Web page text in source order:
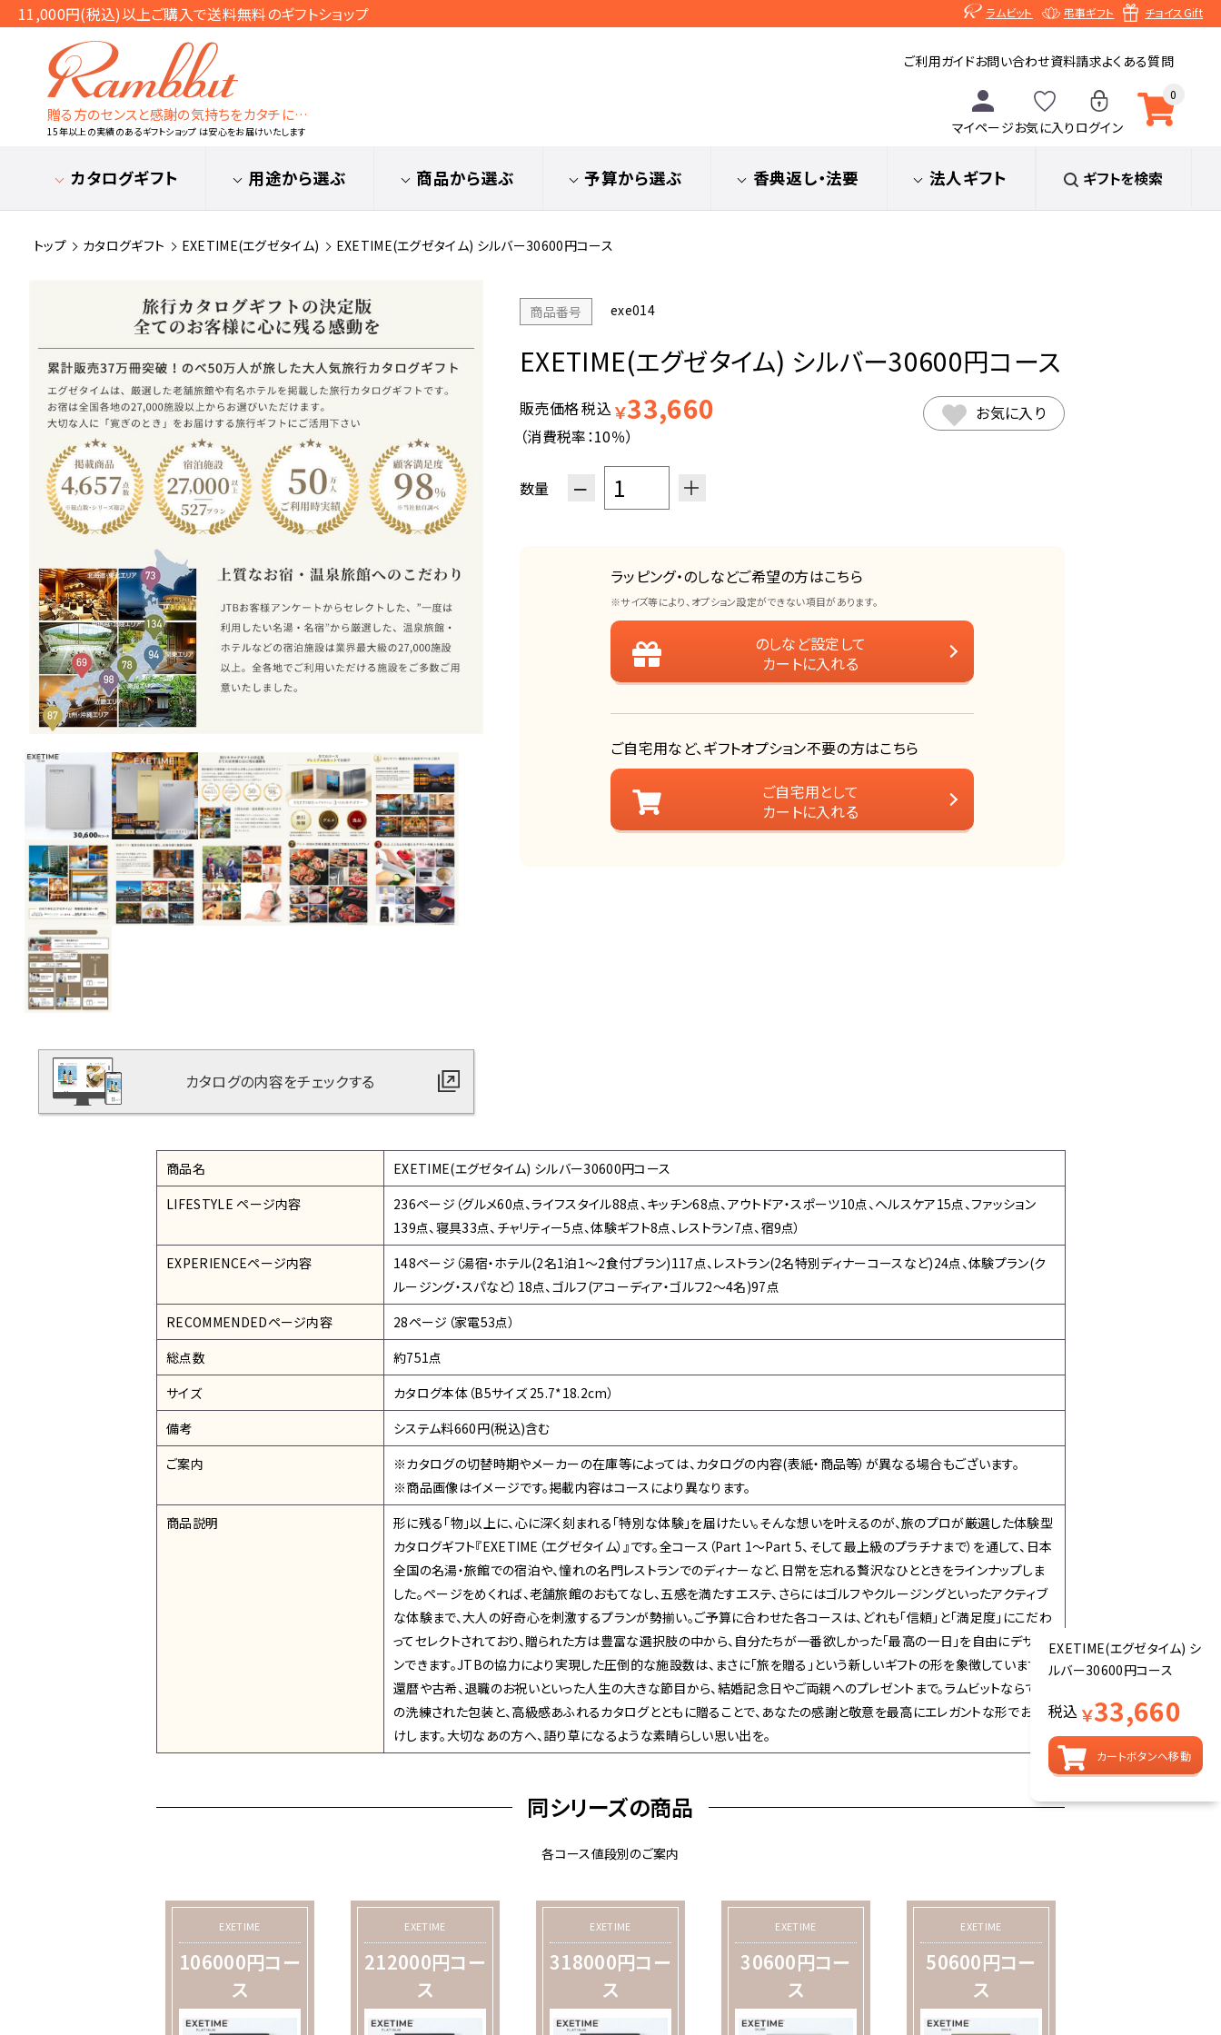
11,000円(税込)以上ご購入で送料無料のギフトショップ ラムビット 弔事ギフト チョイスGift
0
贈る方のセンスと感謝の気持ちをカタチに…
15年以上の実績のあるギフトショップ は安心をお届けいたします
ご利用ガイドお問い合わせ資料請求よくある質問
マイページお気に入り ログイン
カタログギフト 用途から選ぶ 商品から選ぶ 予算から選ぶ 香典返し・法要 法人ギフト ギフトを検索
トップ カタログギフト EXETIME(エグゼタイム) EXETIME(エグゼタイム) シルバー30600円コース
カタログの内容をチェックする
商品番号 exe014
EXETIME(エグゼタイム) シルバー30600円コース
販売価格税込 ￥33,660
（消費税率：10％）
お気に入り
数量 − ＋
ラッピング・のしなどご希望の方はこちら
※サイズ等により、オプション設定ができない項目があります。
のしなど設定して
カートに入れる
ご自宅用など、ギフトオプション不要の方はこちら
ご自宅用として
カートに入れる
EXETIME(エグゼタイム) シ
ルバー30600円コース
税込 ￥33,660
カートボタンへ移動
商品名
EXETIME(エグゼタイム) シルバー30600円コース
LIFESTYLE ページ内容
236ページ（グルメ60点、ライフスタイル88点、キッチン68点、アウトドア・スポーツ10点、ヘルスケア15点、ファッション
139点、寝具33点、チャリティー5点、体験ギフト8点、レストラン7点、宿9点）
EXPERIENCEページ内容
148ページ（湯宿・ホテル(2名1泊1～2食付プラン)117点、レストラン(2名特別ディナーコースなど)24点、体験プラン(ク
ルージング・スパなど）18点、ゴルフ(アコーディア・ゴルフ2～4名)97点
RECOMMENDEDページ内容
28ページ（家電53点）
総点数
約751点
サイズ
カタログ本体（B5サイズ 25.7*18.2cm）
備考
システム料660円(税込)含む
ご案内
※カタログの切替時期やメーカーの在庫等によっては、カタログの内容(表紙・商品等）が異なる場合もございます。
※商品画像はイメージです。掲載内容はコースにより異なります。
商品説明
形に残る「物」以上に、心に深く刻まれる「特別な体験」を届けたい。そんな想いを叶えるのが、旅のプロが厳選した体験型
カタログギフト『EXETIME（エグゼタイム）』です。全コース（Part 1～Part 5、そして最上級のプラチナまで）を通して、日本
全国の名湯・旅館での宿泊や、憧れの名門レストランでのディナーなど、日常を忘れる贅沢なひとときをラインナップしま
した。ページをめくれば、老舗旅館のおもてなし、五感を満たすエステ、さらにはゴルフやクルージングといったアクティブ
な体験まで、大人の好奇心を刺激するプランが勢揃い。ご予算に合わせた各コースは、どれも「信頼」と「満足度」にこだわ
ってセレクトされており、贈られた方は豊富な選択肢の中から、自分たちが一番欲しかった「最高の一日」を自由にデザイ
ンできます。JTBの協力により実現した圧倒的な施設数は、まさに「旅を贈る」という新しいギフトの形を象徴しています。
還暦や古希、退職のお祝いといった人生の大きな節目から、結婚記念日やご両親へのプレゼントまで。ラムビットならでは
の洗練された包装と、高級感あふれるカタログとともに贈ることで、あなたの感謝と敬意を最高にエレガントな形でお届
けします。大切なあの方へ、語り草になるような素晴らしい思い出を。
同シリーズの商品
各コース値段別のご案内
EXETIME
106000円コー
ス
EXETIME
212000円コー
ス
EXETIME
318000円コー
ス
EXETIME
30600円コー
ス
EXETIME
50600円コー
ス